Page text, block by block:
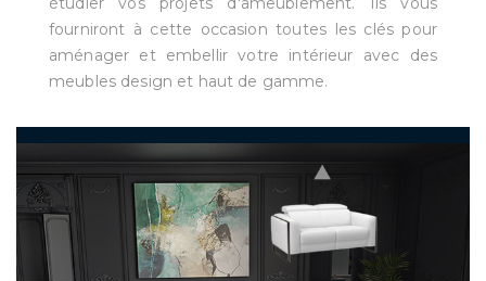
fourniront à cette occasion toutes les clés pour
aménager et embellir votre intérieur avec des
meubles design et haut de gamme.